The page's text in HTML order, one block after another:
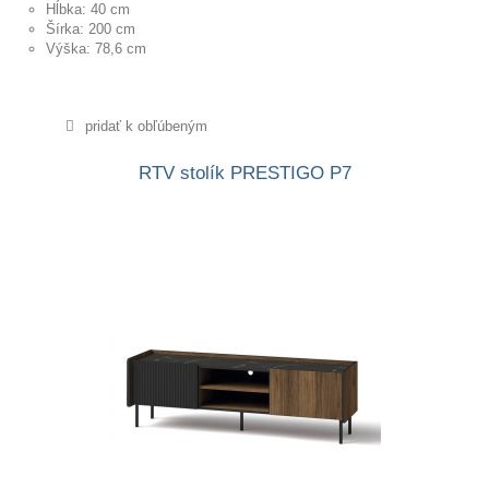
Hĺbka: 40 cm
Šírka: 200 cm
Výška: 78,6 cm
pridať k obľúbeným
RTV stolík PRESTIGO P7